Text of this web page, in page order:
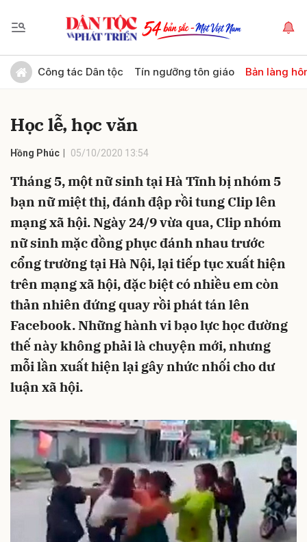
Công tác Dân tộc Tín ngưỡng tôn giáo Bản làng
Học lễ, học văn
Hồng Phúc 05/10/2020 13:54
Tháng 5, một nữ sinh tại Hà Tĩnh bị nhóm 5
bạn nữ miệt thị, đánh đập rồi tung Clip lên
mạng xã hội. Ngày 24/9 vừa qua, Clip nhóm
nữ sinh mặc đồng phục đánh nhau trước
cổng trường tại Hà Nội, lại tiếp tục xuất hiện
trên mạng xã hội, đặc biệt có nhiều em còn
thản nhiên đứng quay rồi phát tán lên
Facebook. Những hành vi bạo lực học đường
thế này không phải là chuyện mới, nhưng
mỗi lần xuất hiện lại gây nhức nhối cho dư
luận xã hội.
Gửi bình luận
Hủy Gửi